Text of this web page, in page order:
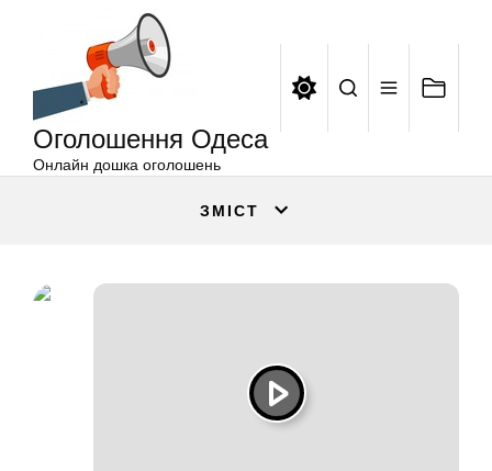
Оголошення Одеса
Онлайн дошка оголошень
ЗМІСТ